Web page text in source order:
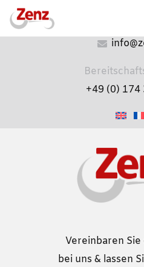
+49 (0) 174
Vereinbaren
bei uns & lassen